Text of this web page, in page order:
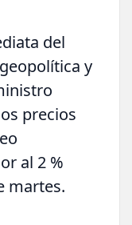
del
y
precios
al 2 %
martes.